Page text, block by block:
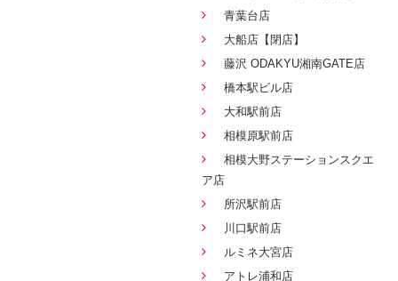
青葉台店
大船店【閉店】
藤沢 ODAKYU湘南GATE店
橋本駅ビル店
大和駅前店
相模原駅前店
相模大野ステーションスクエ
ア店
所沢駅前店
川口駅前店
ルミネ大宮店
アトレ浦和店